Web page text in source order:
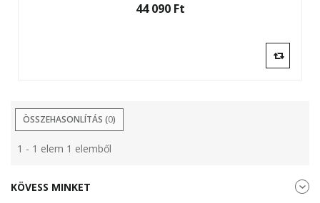
44 090 Ft‎
ÖSSZEHASONLÍTÁS (0)
1 - 1 elem 1 elemből
KÖVESS MINKET